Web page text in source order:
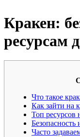
Кракен:
ресурсам
Что такое
Как зайти на
Топ ресурсов
Безопасность
Часто